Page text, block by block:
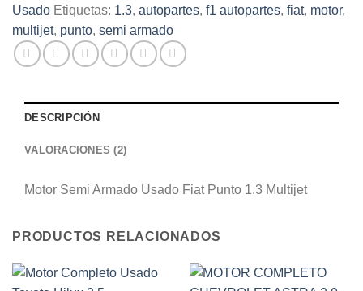
Usado Etiquetas: 1.3, autopartes, f1 autopartes, fiat, motor,
multijet, punto, semi armado
DESCRIPCIÓN
VALORACIONES (2)
Motor Semi Armado Usado Fiat Punto 1.3 Multijet
PRODUCTOS RELACIONADOS